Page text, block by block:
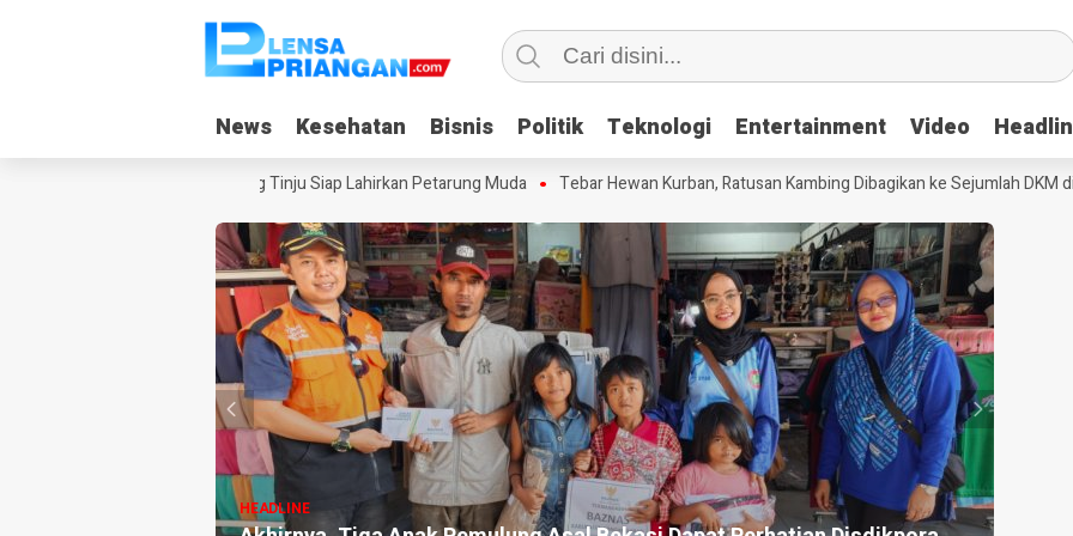
News Kesehatan Bisnis Politik Teknologi Entertainment Video
News Kesehatan Bisnis Politik Teknologi Entertainment Video
Guncang Pangandaran, Ajang Tinju Siap Lahirkan Petarung Muda Tebar Hewan Kurban, Ratusan Kambing Dibagikan ke Sejumlah DKM di
HEADLINE